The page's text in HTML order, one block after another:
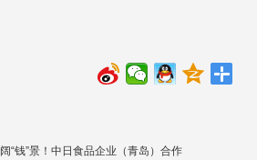
“钱”景！中日食品企业（青岛）合作